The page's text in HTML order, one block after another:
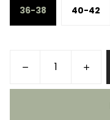
36-38 40-42